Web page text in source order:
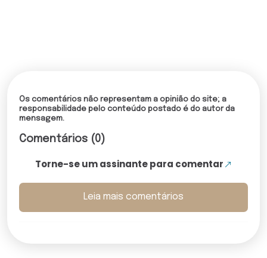
Os comentários não representam a opinião do site; a
responsabilidade pelo conteúdo postado é do autor da
mensagem.
Comentários (0)
Torne-se um assinante para comentar
Leia mais comentários